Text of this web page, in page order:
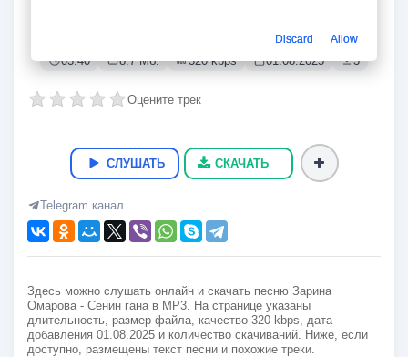
03:40 8.7 Мб. 320 kbps 01.08.2025 3
Оцените трек
СЛУШАТЬ СКАЧАТЬ
Telegram канал
Здесь можно слушать онлайн и скачать песню Зарина
Омарова - Сенин гана в MP3. На странице указаны
длительность, размер файла, качество 320 kbps, дата
добавления 01.08.2025 и количество скачиваний. Ниже, если
доступно, размещены текст песни и похожие треки.
Discard Allow